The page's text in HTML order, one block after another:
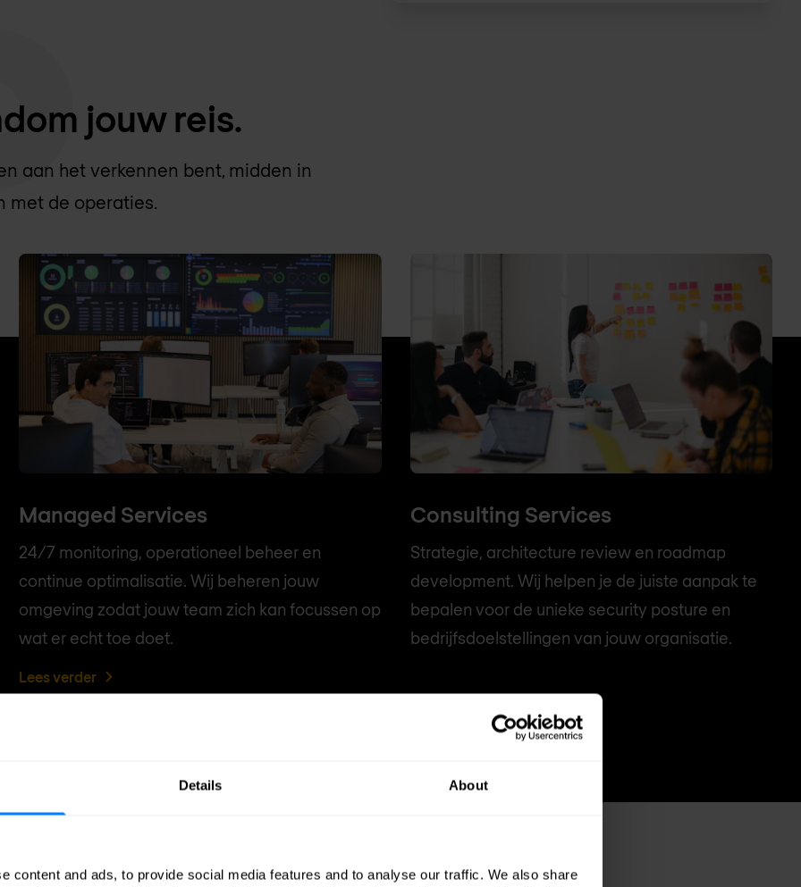
Details About
content and ads, to provide social media features and to analyse our traffic. We also share
jouw reis.
aan het verkennen bent, midden in
met de operaties.
Managed Services
24/7 monitoring, operationeel beheer en
continue optimalisatie. Wij beheren jouw
omgeving zodat jouw team zich kan focussen op
wat er echt toe doet.
Lees verder
Consulting Services
Strategie, architecture review en roadmap
development. Wij helpen je de juiste aanpak te
bepalen voor de unieke security posture en
bedrijfsdoelstellingen van jouw organisatie.